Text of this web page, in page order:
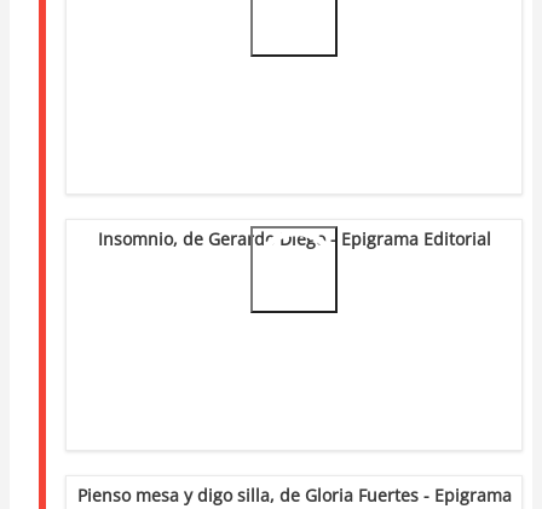
Insomnio, de Gerardo Diego - Epigrama Editorial
Pienso mesa y digo silla, de Gloria Fuertes - Epigrama